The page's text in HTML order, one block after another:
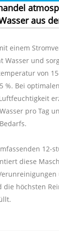
aus
einem
Wasser und
von
%. Bei
pro Tag
12-
diese
höchsten